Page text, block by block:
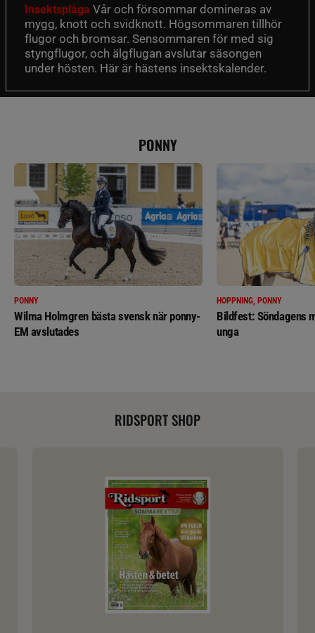
Insektsplåga Vår och försommar domineras av
mygg, knott och svidknott. Högsommaren tillhör
flugor och bromsar. Sensommaren för med sig
styngflugor, och älgflugan avslutar säsongen
under hösten. Här är hästens insektskalender.
PONNY
PONNY
Wilma Holmgren bästa svensk när ponny-
EM avslutades
HOPPNING, PONNY
Bildfest: Söndagens
unga
RIDSPORT SHOP